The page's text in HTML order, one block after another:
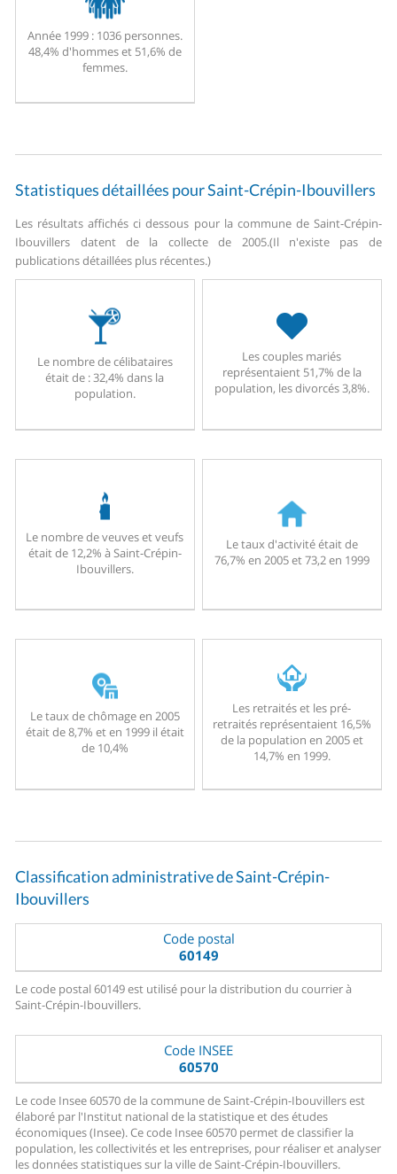
Année 1999 :1036 personnes.
48,4% d'hommes et 51,6% de
femmes.
Statistiques détaillées pour Saint-Crépin-Ibouvillers
Les résultats affichés ci dessous pour la commune de Saint-Crépin-
Ibouvillers datent de la collecte de 2005.(Il n'existe pas de
publications détaillées plus récentes.)
Le nombre de célibataires
était de : 32,4% dans la
population.
Les couples mariés
représentaient 51,7% de la
population, les divorcés 3,8%.
Le nombre de veuves et veufs
était de 12,2% à Saint-Crépin-
Ibouvillers.
Le taux d'activité était de
76,7% en 2005 et 73,2 en 1999
Le taux de chômage en 2005
était de 8,7% et en 1999 il était
de 10,4%
Les retraités et les pré-
retraités représentaient 16,5%
de la population en 2005 et
14,7% en 1999.
Classification administrative de Saint-Crépin-
Ibouvillers
Code postal
60149
Le code postal 60149 est utilisé pour la distribution du courrier à
Saint-Crépin-Ibouvillers.
Code INSEE
60570
Le code Insee 60570 de la commune de Saint-Crépin-Ibouvillers est
élaboré par l'Institut national de la statistique et des études
économiques (Insee). Ce code Insee 60570 permet de classifier la
population, les collectivités et les entreprises, pour réaliser et analyser
les données statistiques sur la ville de Saint-Crépin-Ibouvillers.